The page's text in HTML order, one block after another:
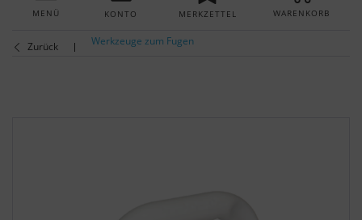
MENÜ KONTO MERKZETTEL WARENKORB
Zurück Werkzeuge zum Fugen